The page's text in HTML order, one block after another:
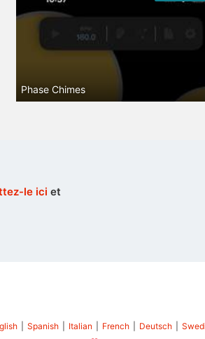
Phase Chimes
le ici et
Spanish Italian French Deutsch